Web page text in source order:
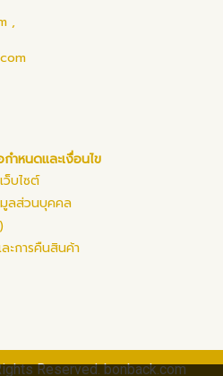
,
ำหนดและเงื่อนไข
ว็บไซต์
มูลส่วนบุคคล
ะการคืนสินค้า
Reserved. bonback.com